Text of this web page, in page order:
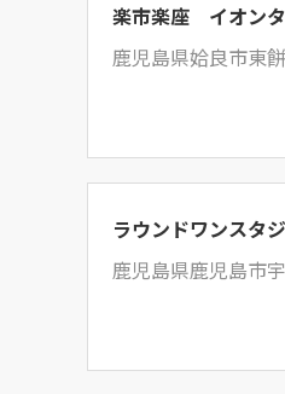
楽市楽座 イオン
鹿児島県姶良市東
ラウンドワンスタ
鹿児島県鹿児島市